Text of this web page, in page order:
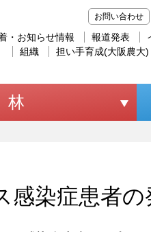
お問い合わせ
・お知らせ情報 報道発表
組織
担い手育成(大阪農大)
染症患者の